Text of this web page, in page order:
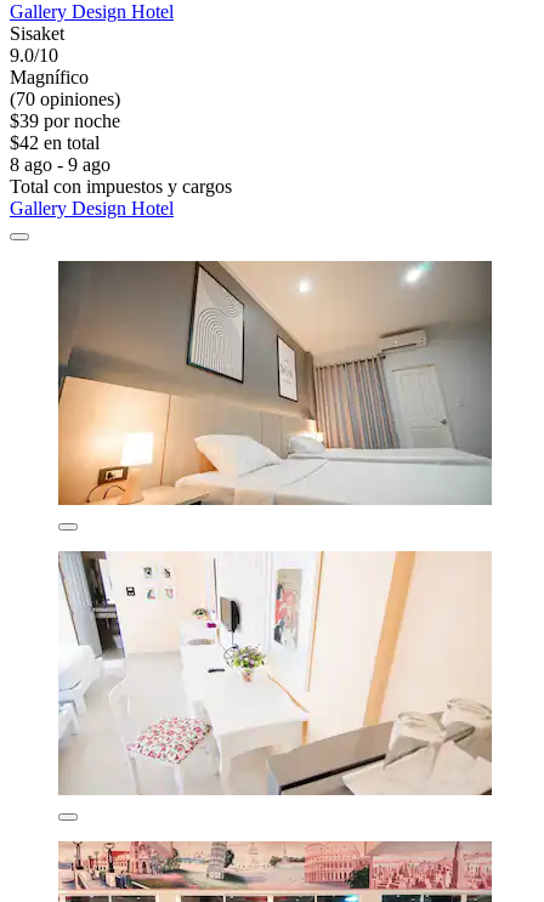
Gallery Design Hotel
Sisaket
9.0/10
Magnífico
(70 opiniones)
$39 por noche
$42 en total
8 ago - 9 ago
Total con impuestos y cargos
Gallery Design Hotel